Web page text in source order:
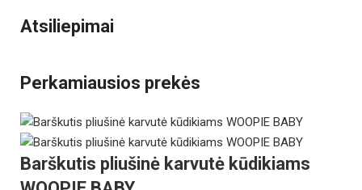
Atsiliepimai
Perkamiausios prekės
Barškutis pliušinė karvutė kūdikiams